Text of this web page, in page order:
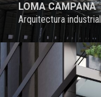
LOMA CAMPANA
Arquitectura industrial